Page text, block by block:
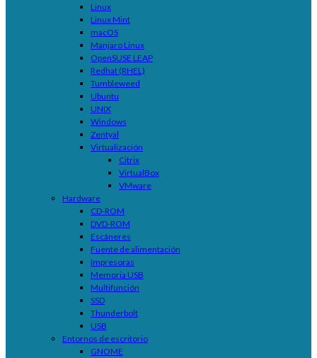
Linux
Linux Mint
macOS
Manjaro Linux
OpenSUSE LEAP
Redhat (RHEL)
Tumbleweed
Ubuntu
UNIX
Windows
Zentyal
Virtualización
Citrix
VirtualBox
VMware
Hardware
CD-ROM
DVD-ROM
Escáneres
Fuente de alimentación
Impresoras
Memoria USB
Multifunción
SSD
Thunderbolt
USB
Entornos de escritorio
GNOME